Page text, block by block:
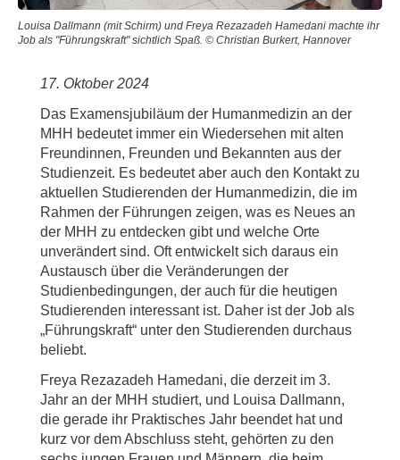
Louisa Dallmann (mit Schirm) und Freya Rezazadeh Hamedani machte ihr
Job als "Führungskraft" sichtlich Spaß. © Christian Burkert, Hannover
17. Oktober 2024
Das Examensjubiläum der Humanmedizin an der
MHH bedeutet immer ein Wiedersehen mit alten
Freundinnen, Freunden und Bekannten aus der
Studienzeit. Es bedeutet aber auch den Kontakt zu
aktuellen Studierenden der Humanmedizin, die im
Rahmen der Führungen zeigen, was es Neues an
der MHH zu entdecken gibt und welche Orte
unverändert sind. Oft entwickelt sich daraus ein
Austausch über die Veränderungen der
Studienbedingungen, der auch für die heutigen
Studierenden interessant ist. Daher ist der Job als
„Führungskraft“ unter den Studierenden durchaus
beliebt.
Freya Rezazadeh Hamedani, die derzeit im 3.
Jahr an der MHH studiert, und Louisa Dallmann,
die gerade ihr Praktisches Jahr beendet hat und
kurz vor dem Abschluss steht, gehörten zu den